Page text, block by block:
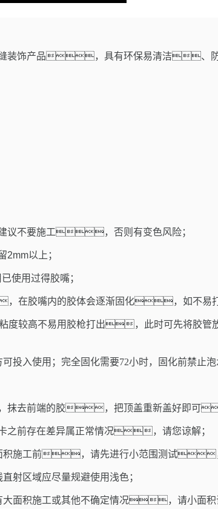
缝装饰产品，具有环保易清洁、
议不要施工，否则有变色风险；
2mm以上；
用过得胶嘴；
在胶嘴内的胶体会逐渐固化，如不易
高不易用胶枪打出，此时可先将胶管放
可投入使用；完全固化需要72小时，固化前禁止泡
去前端的胶，把顶盖重新盖好即可
之前存在差异属正常情况，请您谅解；
积施工前，请先进行小范围测试
区域应尽量规避使用浅色；
面积施工或其他不确定情况，请小面